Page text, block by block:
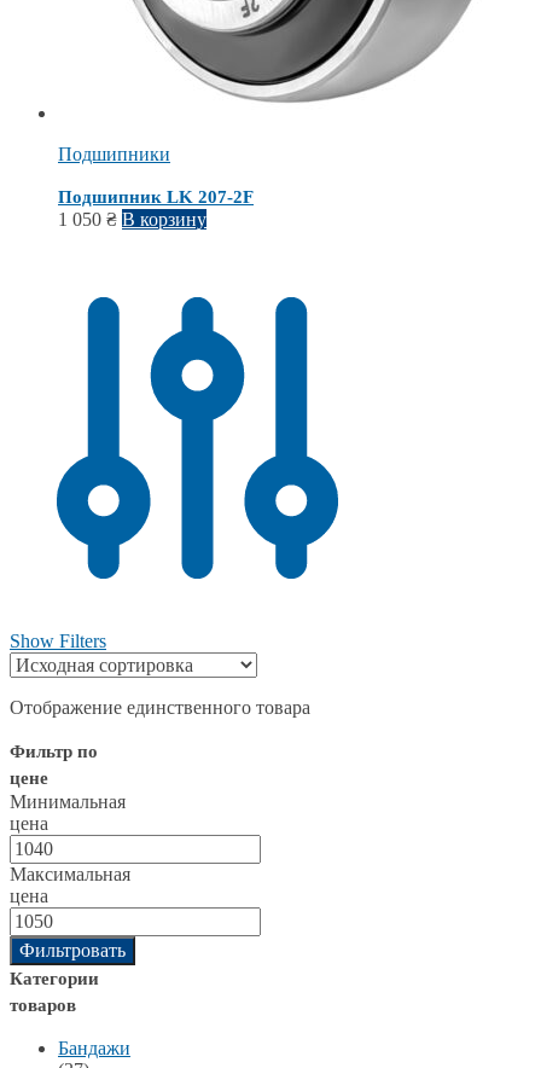
Подшипники
Подшипник LK 207-2F
1 050 ₴ В корзину
Show Filters
Отображение единственного товара
Фильтр по
цене
Минимальная
цена
Максимальная
цена
Фильтровать
Категории
товаров
Бандажи